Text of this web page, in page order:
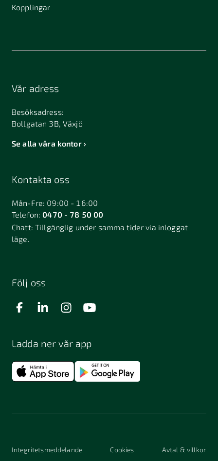
Kopplingar
Vår adress
Besöksadress:
Bollgatan 3B, Växjö
Se alla våra kontor
Kontakta oss
Mån-Fre: 09:00 - 16:00
Telefon:0470 - 78 50 00
Chatt:Tillgänglig under samma tider via inloggat
läge.
Följ oss
Ladda ner vår app
Integritetsmeddelande Cookies Avtal & villkor